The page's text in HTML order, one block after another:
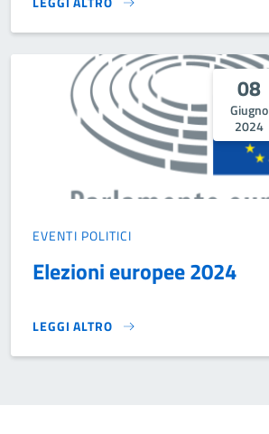
FORESTA DI LIBRI 2024}
08
Giugno
2024
EVENTI POLITICI
Elezioni europee 2024
LEGGI ALTRO
ELEZIONI EUROPEE 2024}